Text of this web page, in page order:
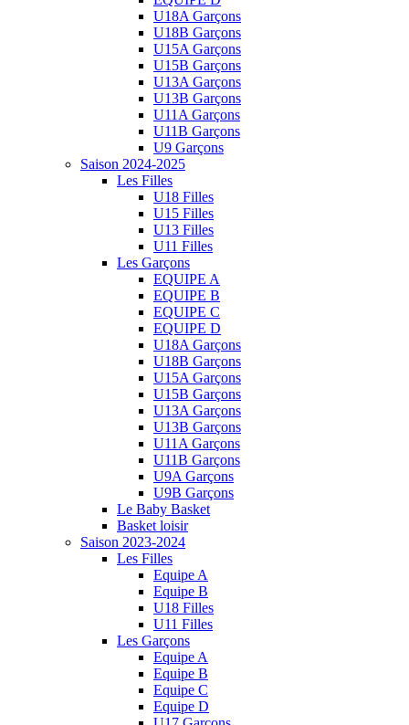
U18A Garçons
U18B Garçons
U15A Garçons
U15B Garçons
U13A Garçons
U13B Garçons
U11A Garçons
U11B Garçons
U9 Garçons
Saison 2024-2025
Les Filles
U18 Filles
U15 Filles
U13 Filles
U11 Filles
Les Garçons
EQUIPE A
EQUIPE B
EQUIPE C
EQUIPE D
U18A Garçons
U18B Garçons
U15A Garçons
U15B Garçons
U13A Garçons
U13B Garçons
U11A Garçons
U11B Garçons
U9A Garçons
U9B Garçons
Le Baby Basket
Basket loisir
Saison 2023-2024
Les Filles
Equipe A
Equipe B
U18 Filles
U11 Filles
Les Garçons
Equipe A
Equipe B
Equipe C
Equipe D